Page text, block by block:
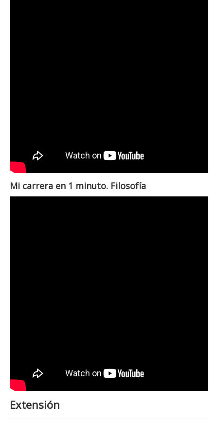
Mi carrera en 1 minuto. Filosofía
Extensión